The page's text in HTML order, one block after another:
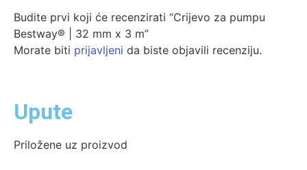
Budite prvi koji će recenzirati “Crijevo za pumpu
Bestway® | 32 mm x 3 m”
Morate biti prijavljeni da biste objavili recenziju.
Upute
Priložene uz proizvod